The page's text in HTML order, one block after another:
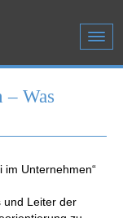
– Was
im Unternehmen“
und Leiter der